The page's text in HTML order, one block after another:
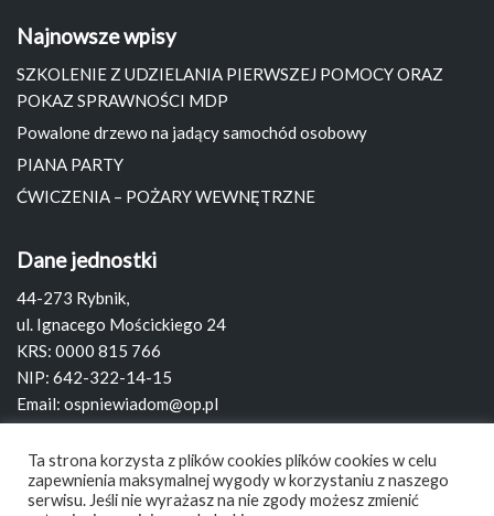
Najnowsze wpisy
SZKOLENIE Z UDZIELANIA PIERWSZEJ POMOCY ORAZ
POKAZ SPRAWNOŚCI MDP
Powalone drzewo na jadący samochód osobowy
PIANA PARTY
ĆWICZENIA – POŻARY WEWNĘTRZNE
Dane jednostki
44-273 Rybnik,
ul. Ignacego Mościckiego 24
KRS: 0000 815 766
NIP: 642-322-14-15
Email: ospniewiadom@op.pl
Szukaj
Ta strona korzysta z plików cookies plików cookies w celu
zapewnienia maksymalnej wygody w korzystaniu z naszego
serwisu. Jeśli nie wyrażasz na nie zgody możesz zmienić